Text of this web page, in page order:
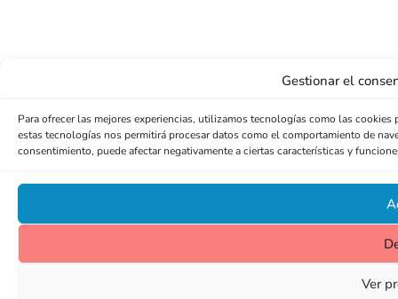
Gestionar el
Para ofrecer las mejores experiencias, utilizamos tecnologías como las
estas tecnologías nos permitirá procesar datos como el comportamiento de
consentimiento, puede afectar negativamente a ciertas características y
Ver